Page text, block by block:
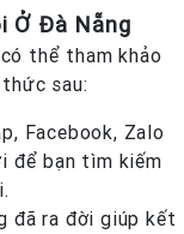
Ở Đà Nẵng
thể tham khảo
sau:
Facebook, Zalo
để bạn tìm kiếm
đã ra đời giúp kết